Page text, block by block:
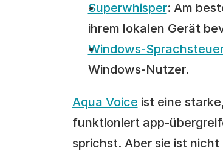
Superwhisper: Am
ihrem lokalen Gerät
Windows-
Windows-Nutzer.
Aqua Voice ist eine
funktioniert app-
sprichst. Aber sie ist